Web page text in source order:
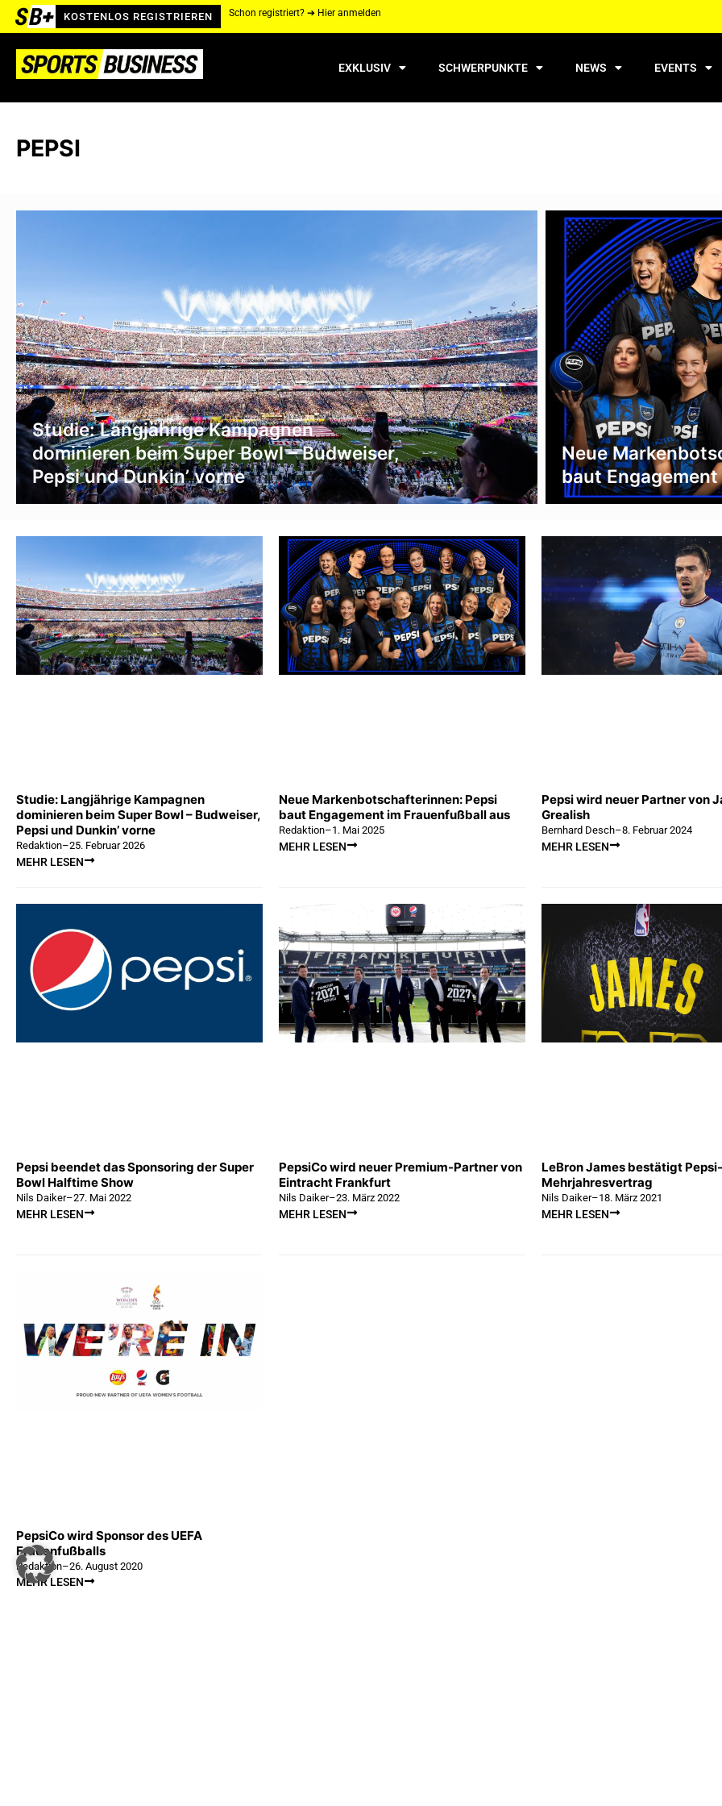
KOSTENLOS REGISTRIEREN Schon registriert? ➔ Hier anmelden
EXKLUSIV SCHWERPUNKTE NEWS EVENTS
PEPSI
Studie: Langjährige Kampagnen
dominieren beim Super Bowl – Budweiser,
Pepsi und Dunkin’ vorne
Neue
baut
Studie: Langjährige Kampagnen
dominieren beim Super Bowl – Budweiser,
Pepsi und Dunkin’ vorne
Redaktion–25. Februar 2026
MEHR LESEN
Neue Markenbotschafterinnen: Pepsi
baut Engagement im Frauenfußball aus
Redaktion–1. Mai 2025
MEHR LESEN
Pepsi wird neuer Partner von
Grealish
Bernhard Desch–8. Februar 2024
MEHR LESEN
Pepsi beendet das Sponsoring der Super
Bowl Halftime Show
Nils Daiker–27. Mai 2022
MEHR LESEN
PepsiCo wird neuer Premium-Partner von
Eintracht Frankfurt
Nils Daiker–23. März 2022
MEHR LESEN
LeBron James bestätigt
Mehrjahresvertrag
Nils Daiker–18. März 2021
MEHR LESEN
PepsiCo wird Sponsor des UEFA
Frauenfußballs
Redaktion–26. August 2020
MEHR LESEN